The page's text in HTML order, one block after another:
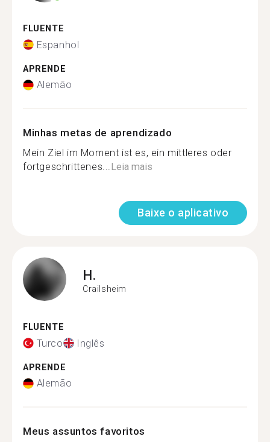
FLUENTE
Espanhol
APRENDE
Alemão
Minhas metas de aprendizado
Mein Ziel im Moment ist es, ein mittleres oder
fortgeschrittenes...Leia mais
Baixe o aplicativo
H.
Crailsheim
FLUENTE
Turco Inglês
APRENDE
Alemão
Meus assuntos favoritos